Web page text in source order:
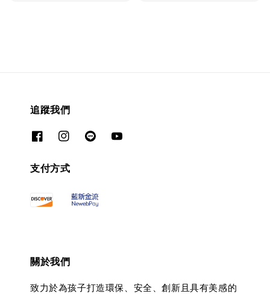
追蹤我們
支付方式
關於我們
致力於為孩子打造環保、安全、創新且具有美感的